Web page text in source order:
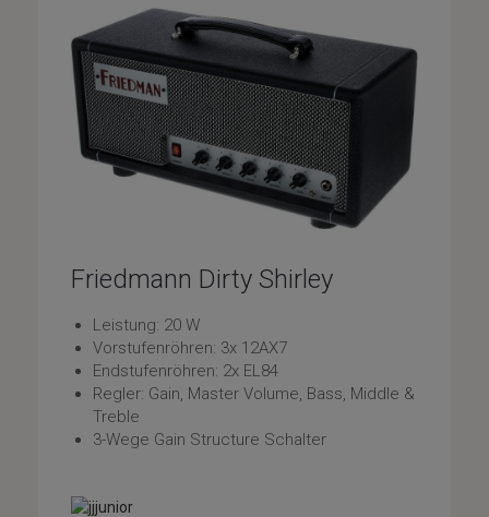
Friedmann Dirty Shirley
Leistung: 20 W
Vorstufenröhren: 3x 12AX7
Endstufenröhren: 2x EL84
Regler: Gain, Master Volume, Bass, Middle &
Treble
3-Wege Gain Structure Schalter